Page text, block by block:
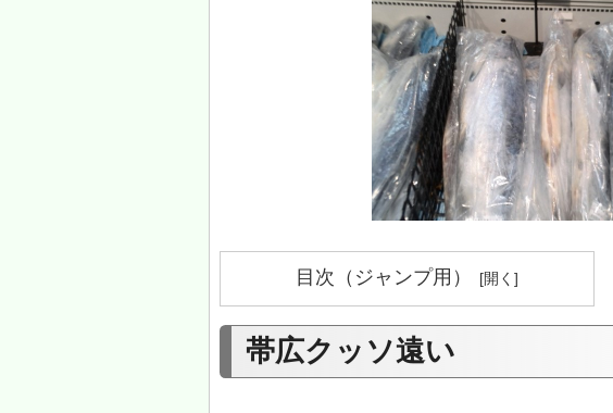
目次（ジャンプ用）
帯広クッソ遠い